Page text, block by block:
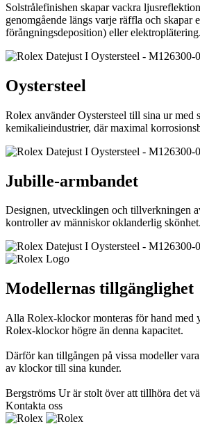
Solstrålefinishen skapar vackra
genomgående längs varje räffla och
förångningsdeposition) eller
Oystersteel
Rolex använder Oystersteel till sina ur
kemikalieindustrier, där maximal
Jubille-armbandet
Designen, utvecklingen och tillverkningen
kontroller av människor oklanderlig
Modellernas tillgänglighet
Alla Rolex-klockor monteras för hand med
Rolex-klockor högre än denna kapacitet.
Därför kan tillgången på vissa modeller
av klockor till sina kunder.
Bergströms Ur är stolt över att tillhöra det
Kontakta oss